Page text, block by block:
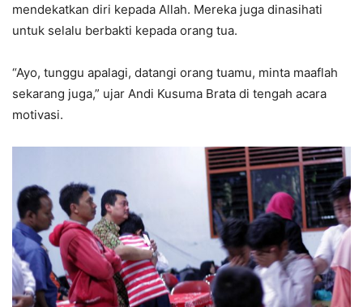
mendekatkan diri kepada Allah. Mereka juga dinasihati
untuk selalu berbakti kepada orang tua.
“Ayo, tunggu apalagi, datangi orang tuamu, minta maaflah
sekarang juga,” ujar Andi Kusuma Brata di tengah acara
motivasi.